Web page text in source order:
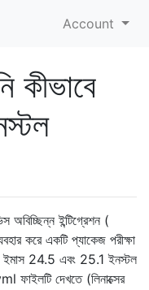
Account
অবিচ্ছিন্ন ইন্টিগ্রেশন (
করে একটি প্যাকেজ পরীক্ষা
ইমাস 24.5 এবং 25.1 ইনস্টল
দেখতে (লিনাক্সের